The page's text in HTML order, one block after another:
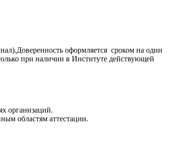
оформляется сроком на один
при наличии в Институте действующей
организаций.
областям аттестации.